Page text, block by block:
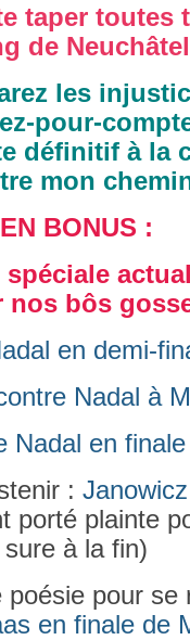
taper toutes
de
les
pour-
définitif à la
mon
EN BONUS :
nos bôs
en demi-
Nadal à
Nadal en
:
porté plain­te
sure à la fin)
poésie pour
en fin­ale de